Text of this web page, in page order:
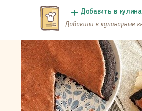
Добавить в
Добавили в кулинарные